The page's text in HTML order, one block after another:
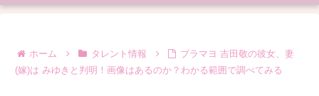
ホーム タレント情報
ブラマヨ 吉田敬の彼女、妻
(嫁)は みゆきと判明！画像はあるのか？わかる範囲で調べてみる